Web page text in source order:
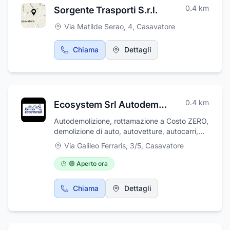
Sorgente Trasporti S.r.l. 0.4 km
Via Matilde Serao, 4, Casavatore
Chiama Dettagli
Ecosystem Srl Autodemolizioni 0.4 km
Autodemolizione, rottamazione a Costo ZERO,
demolizione di auto, autovetture, autocarri,
rimorchi e semirimorchi. Ritiro del mezzo
presso qualsiasi indirizzo in Campania senza
costi, radiazione dal PRA gratuita, vendita di
ricambi per auto di tutte le marche, usato in
ottime condizioni ed ai prezzi più bassi del
web, spedizione dei ricambi in tutta Italia con
demolizione, ritiro, cancellazione e
Via Galileo Ferraris, 3/5, Casavatore
🟢 Aperto ora
Chiama Dettagli